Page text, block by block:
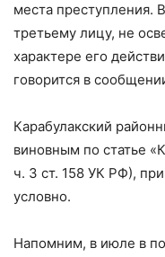
места преступления.
третьему лицу, не
характере его
говорится в
Карабулакский
виновным по статье
ч. 3 ст. 158 УК РФ),
условно.
Напомним, в июле в